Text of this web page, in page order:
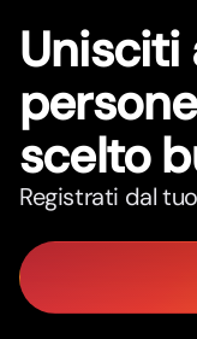
Unisciti
scelto
Registrati dal